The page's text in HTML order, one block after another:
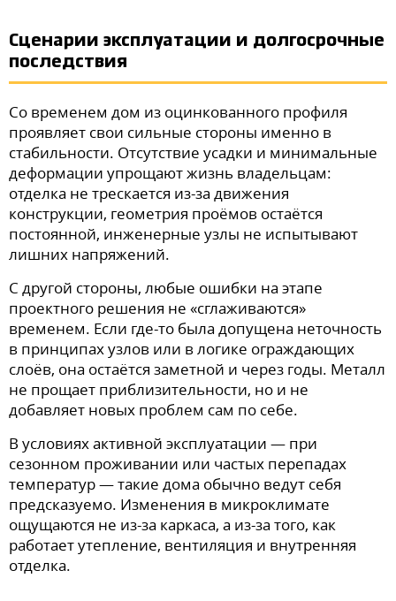
Сценарии эксплуатации и долгосрочные
последствия
Со временем дом из оцинкованного профиля
проявляет свои сильные стороны именно в
стабильности. Отсутствие усадки и минимальные
деформации упрощают жизнь владельцам:
отделка не трескается из-за движения
конструкции, геометрия проёмов остаётся
постоянной, инженерные узлы не испытывают
лишних напряжений.
С другой стороны, любые ошибки на этапе
проектного решения не «сглаживаются»
временем. Если где-то была допущена неточность
в принципах узлов или в логике ограждающих
слоёв, она остаётся заметной и через годы. Металл
не прощает приблизительности, но и не
добавляет новых проблем сам по себе.
В условиях активной эксплуатации — при
сезонном проживании или частых перепадах
температур — такие дома обычно ведут себя
предсказуемо. Изменения в микроклимате
ощущаются не из-за каркаса, а из-за того, как
работает утепление, вентиляция и внутренняя
отделка.